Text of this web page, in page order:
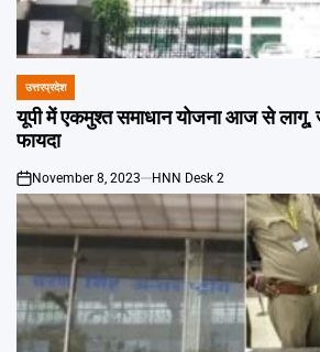
POSTED
IN
उत्तरप्रदेश
यूपी में एकमुश्त समाधान योजना आज से
फायदा
on
November 8, 2023 HNN Desk 2